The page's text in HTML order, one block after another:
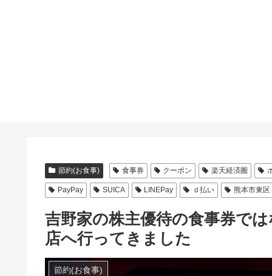
節約(お食事) 食事券 クーポン 楽天経済圏
PayPay SUICA LINEPay ｄ払い 熊本市東区
吉野家の株主優待の食事券で
店へ行ってきました
節約(お食事)